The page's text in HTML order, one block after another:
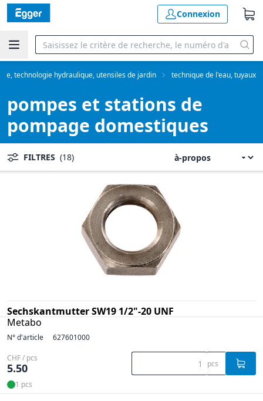
Connexion
technologie hydraulique, utensiles de jardin technique de l'eau, tuyaux
pompes et stations de
pompage domestiques
FILTRES (18)
Sechskantmutter SW19 1/2"-20 UNF
Metabo
N° d'article 627601000
CHF / pcs
5.50 pcs
1 pcs